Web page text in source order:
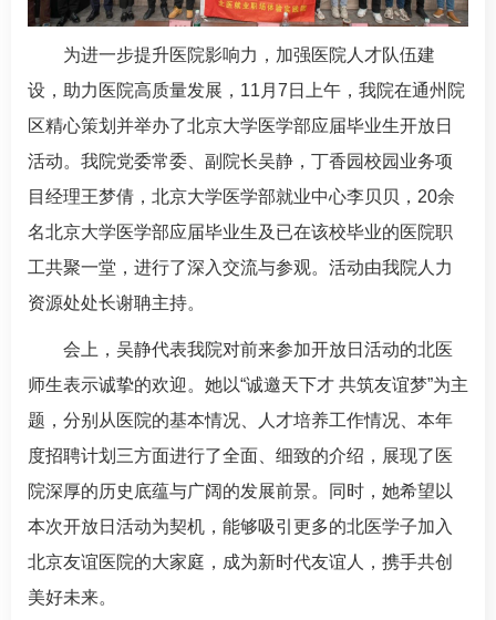
为进一步提升医院影响力，加强医院人才队伍建
设，助力医院高质量发展，11月7日上午，我院在通州院
区精心策划并举办了北京大学医学部应届毕业生开放日
活动。我院党委常委、副院长吴静 ，丁香园校园业务项
目经理王梦倩，北京大学医学部就业中心李贝贝，20余
名北京大学医学部应届毕业生及已在该校毕业的医院职
工共聚一堂，进行了深入交流与参观。活动由我院人力
资源处处长谢聃主持。
会上， 吴静代表我院对前来参加开放日活动的北医
师生表示诚挚的欢迎。她以“诚邀天下才 共筑友谊梦”为主
题，分别从医院的基本情况、人才培养工作情况、本年
度招聘计划三方面进行了全面、细致的介绍，展现了医
院深厚的历史底蕴与广阔的发展前景。同时，她希望以
本次开放日活动为契机，能够吸引更多的北医学子加入
北京友谊医院的大家庭，成为新时代友谊人，携手共创
美好未来。